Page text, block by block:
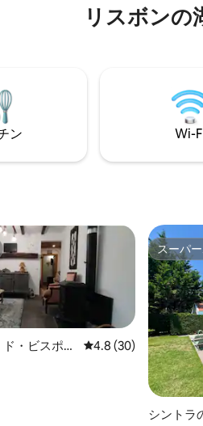
トラン、カフェ、駅、
ス、テニスクラブがあ
と庭があり、アパー
レビ、Wi-Fi、4ベッドル
ム、設備の整ったキッ
す。人気のランドマ
音楽博物館などがあ
す）。 -
蔵庫、洗
グルー
ベッド1
室（長
ビチャ
リスボンの
ン Wi-
・ビスポ、
モンテの連
レビュー30件、5つ
4.8 (30)
スーパ
スーパ
シントラ